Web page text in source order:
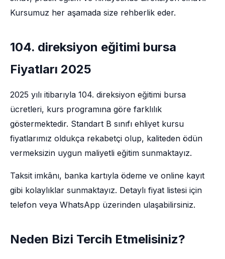
Kursumuz her aşamada size rehberlik eder.
104. direksiyon eğitimi bursa
Fiyatları 2025
2025 yılı itibarıyla 104. direksiyon eğitimi bursa
ücretleri, kurs programına göre farklılık
göstermektedir. Standart B sınıfı ehliyet kursu
fiyatlarımız oldukça rekabetçi olup, kaliteden ödün
vermeksizin uygun maliyetli eğitim sunmaktayız.
Taksit imkânı, banka kartıyla ödeme ve online kayıt
gibi kolaylıklar sunmaktayız. Detaylı fiyat listesi için
telefon veya WhatsApp üzerinden ulaşabilirsiniz.
Neden Bizi Tercih Etmelisiniz?